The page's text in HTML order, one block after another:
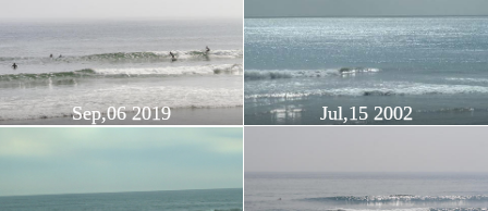
Sep,06 2019 Jul,15 2002